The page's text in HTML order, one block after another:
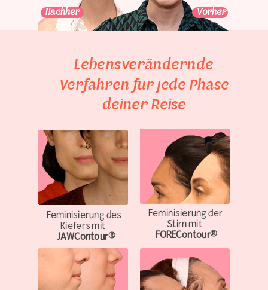
Vorher
Nachher
Lebensverändernde
Verfahren für jede Phase
deiner Reise
Feminisierung des
Kiefersmit
JAWContour®
Feminisierung der
Stirnmit
FOREContour®